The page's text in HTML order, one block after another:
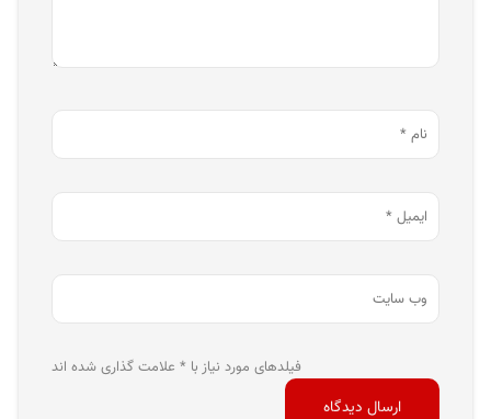
فیلدهای مورد نیاز با * علامت گذاری شده اند